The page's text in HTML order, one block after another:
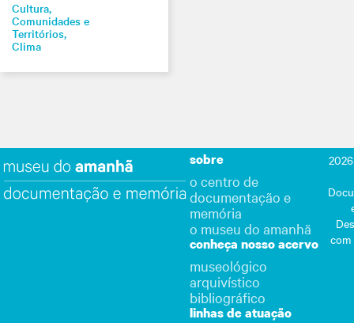
Cultura
Comunidades e
Territórios
Clima
sobre
o centro de
documentação e
memória
o museu do amanhã
conheça nosso acervo
museológico
arquivístico
bibliográfico
linhas de atuação
2026
com